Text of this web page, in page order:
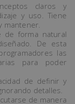
claros y
y uso. Tiene
mantener.
de forma natural
De esta
las
para poder
de definir y
detalles.
de manera